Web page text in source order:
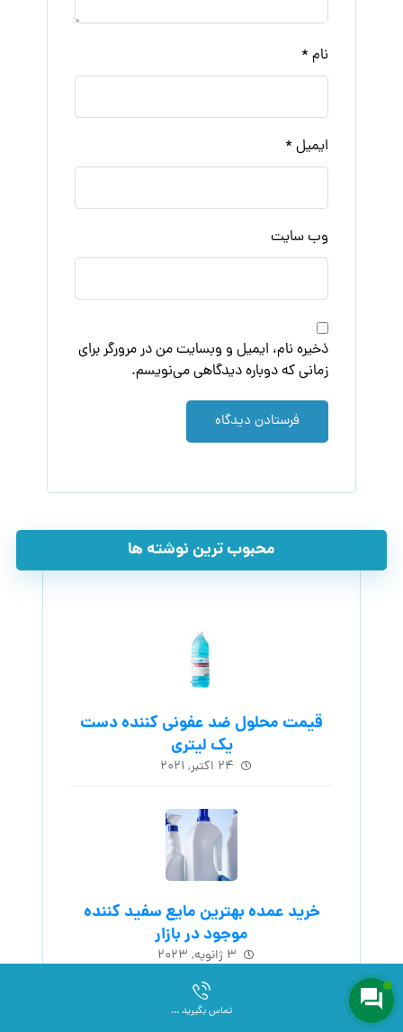
نام *
ایمیل *
وب‌ سایت
ذخیره نام، ایمیل و وبسایت من در مرورگر برای
زمانی که دوباره دیدگاهی می‌نویسم.
فرستادن دیدگاه
محبوب ترین نوشته ها
قیمت محلول ضد عفونی کننده دست
یک لیتری
۲۴ اکتبر, ۲۰۲۱
خرید عمده بهترین مایع سفید کننده
موجود در بازار
۳ ژانویه, ۲۰۲۳
تماس بگیرید ...